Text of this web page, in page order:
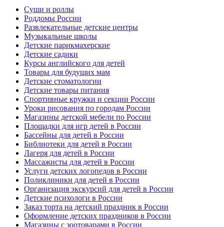
Суши и роллы
Роддомы России
Развлекательные детские центры
Музыкальные школы
Детские парикмахерские
Детские садики
Курсы английского для детей
Товары для будущих мам
Детские стоматологии
Детские товары питания
Спортивные кружки и секции России
Уроки рисования по городам России
Магазины детской мебели по России
Площадки для игр детей в России
Бассейны для детей в России
Библиотеки для детей в России
Лагеря для детей в России
Массажисты для детей в России
Услуги детских логопедов в России
Поликлиники для детей в России
Организация экскурсий для детей в России
Детские психологи в России
Заказ торта на детский праздник в России
Оформление детских праздников в России
Магазины с зоотоварами в России